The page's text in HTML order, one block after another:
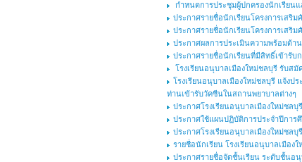
กำหนดการประชุมผู้ปกครองนักเรียน
ประกาศรายชื่อนักเรียนโครงการเสริ
ประกาศรายชื่อนักเรียนโครงการเสริ
ประกาศผลการประเมินความพร้อมด้
ประกาศรายชื่อนักเรียนที่มีสิทธิ์เข้ารั
โรงเรียนอนุบาลเมืองใหม่ชลบุรี รับส
โรงเรียนอนุบาลเมืองใหม่ชลบุรี แจ้งป
ท่านเข้ารับวัคซีนในสถานพยาบาลต่างๆ
ประกาศโรงเรียนอนุบาลเมืองใหม่ชล
ประกาศใช้แผนปฏิบัติการประจำปีการ
ประกาศโรงเรียนอนุบาลเมืองใหม่ชล
รายชื่อนักเรียน โรงเรียนอนุบาลเมือ
ประกาศรายชื่อจัดชั้นเรียน ระดับชั้นอ